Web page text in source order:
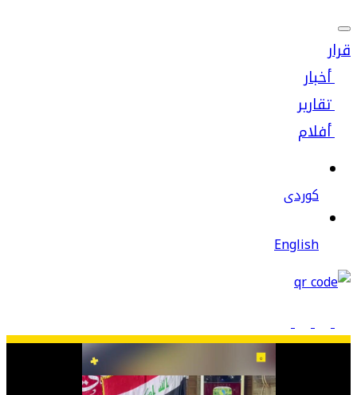
قرار
أخبار
تقارير
أفلام
كوردى
English